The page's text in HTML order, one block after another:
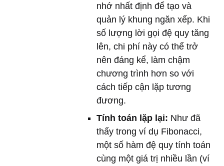
nhớ nhất định để tạo và
quản lý khung ngăn xếp. Khi
số lượng lời gọi đệ quy tăng
lên, chi phí này có thể trở
nên đáng kể, làm chậm
chương trình hơn so với
cách tiếp cận lặp tương
đương.
Tính toán lặp lại: Như đã
thấy trong ví dụ Fibonacci,
một số hàm đệ quy tính toán
cùng một giá trị nhiều lần (ví